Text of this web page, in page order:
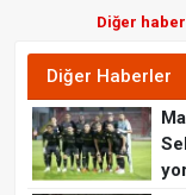
Diğer
Diğer Haberler